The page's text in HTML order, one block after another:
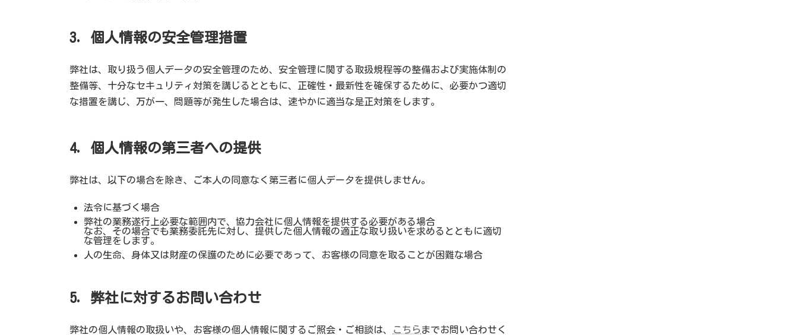
3. 個人情報の安全管理措置
弊社は、取り扱う個人データの安全管理のため、安全管理に関する取扱規程等の整備および実施体制の
整備等、十分なセキュリティ対策を講じるとともに、正確性・最新性を確保するために、必要かつ適切
な措置を講じ、万が一、問題等が発生した場合は、速やかに適当な是正対策をします。
4. 個人情報の第三者への提供
弊社は、以下の場合を除き、ご本人の同意なく第三者に個人データを提供しません。
法令に基づく場合
弊社の業務遂行上必要な範囲内で、協力会社に個人情報を提供する必要がある場合
なお、その場合でも業務委託先に対し、提供した個人情報の適正な取り扱いを求めるとともに適切
な管理をします。
人の生命、身体又は財産の保護のために必要であって、お客様の同意を取ることが困難な場合
5. 弊社に対するお問い合わせ
弊社の個人情報の取扱いや、お客様の個人情報に関するご照会・ご相談は、 こちらまでお問い合わせく